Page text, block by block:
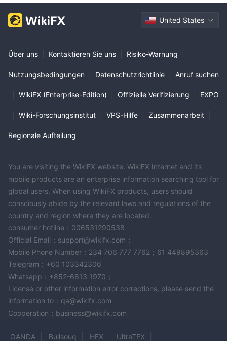
United States
Über uns Kontaktieren Sie uns Risiko-Warnung
Nutzungsbedingungen Datenschutzrichtlinie Anruf suchen
WikiFX (Enterprise-Edition) Offizielle Verifizierung EXPO
Wiki-Forschungsinstitut VPS-Hilfe Zusammenarbeit
Regionale Aufteilung
You are visiting the WikiFX website. WikiFX Internet and its
mobile products are an enterprise information searching tool for
global users. When using WikiFX products, users should
consciously abide by the relevant laws and regulations of the
country and region where they are located.
consumer hotline：006531290538
Official Email：support@wikifx.com；
Mobile Phone Number：234 706 777 7762；61 449895363
Telegram：+60 103342306
Whatsapp：+852-6613 1970；
License or other information error corrections, please send the
information to：qa@wikifx.com
Cooperation：business@wikifx.com
OANDA Bullsouq HFX UltraTFX